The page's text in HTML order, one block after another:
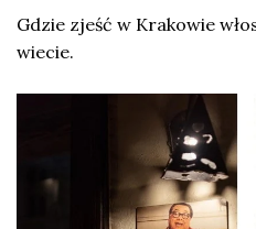
Gdzie zjeść w Krakowie
wiecie.